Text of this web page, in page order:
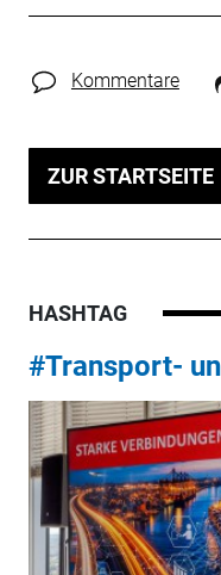
Kommentare
ZUR STARTSEITE
HASHTAG
#Transport-